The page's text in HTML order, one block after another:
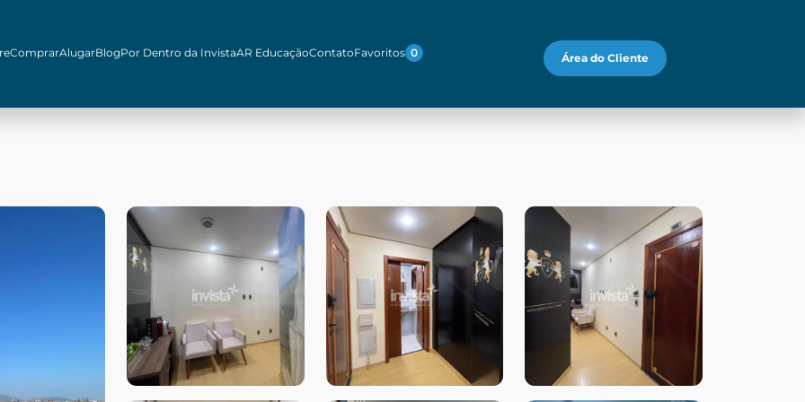
ComprarAlugarBlogPor Dentro da InvistaAR EducaçãoContatoFavoritos 0 Área do Cliente